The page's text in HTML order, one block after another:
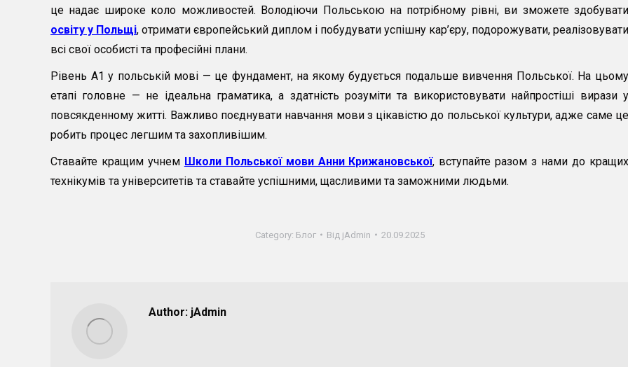
це надає широке коло можливостей. Володіючи Польською на потрібному рівні, ви зможете здобувати
освіту у Польщі, отримати європейський диплом і побудувати успішну кар’єру, подорожувати, реалізовувати
всі свої особисті та професійні плани.
Рівень А1 у польській мові — це фундамент, на якому будується подальше вивчення Польської. На цьому
етапі головне — не ідеальна граматика, а здатність розуміти та використовувати найпростіші вирази у
повсякденному житті. Важливо поєднувати навчання мови з цікавістю до польської культури, адже саме це
робить процес легшим та захопливішим.
Ставайте кращим учнем Школи Польської мови Анни Крижановської, вступайте разом з нами до
технікумів та університетів та ставайте успішними, щасливими та заможними людьми.
Category: Блог Від jAdmin 20.09.2025
Author: jAdmin